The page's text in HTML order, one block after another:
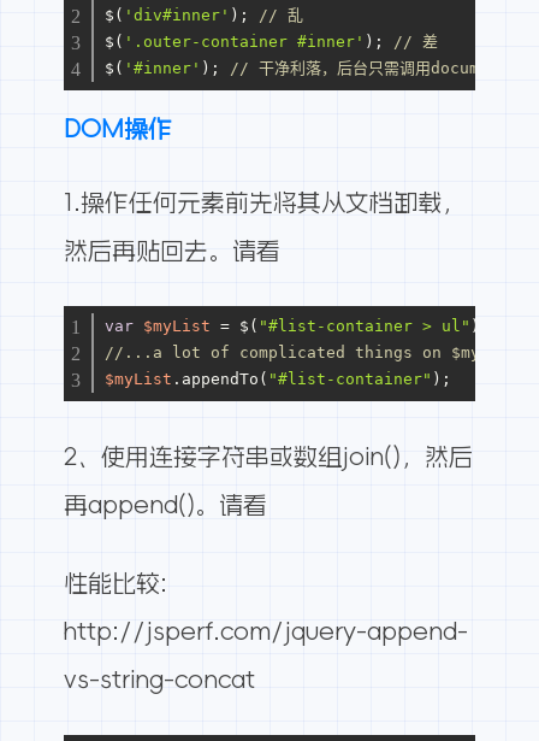
$( 'div#inner' ); // 乱
$( '.outer-container #inner' ); // 差
$( '#inner' ); // 干净利落，后台只需调用
DOM操作
1.操作任何元素前先将其从文档卸载，
然后再贴回去。 请看
var $myList = $( "#list-container > ul"
//...a lot of complicated things on $myList
$myList .appendTo( "#list-container" );
2、使用连接字符串或数组join()，然后
再append()。 请看
性能比较:
http://jsperf.com/jquery-append-
vs-string-concat